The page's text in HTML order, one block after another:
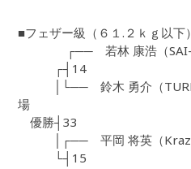
■フェザー級（６１.２ｋｇ以
┌── 若林 康浩（SAI-
┌┤14
│└── 鈴木 勇介（
場
優勝┤33
│┌── 平岡 将英（Krazy
└┤15